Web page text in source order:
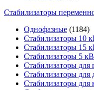
Стабилизаторы
Однофазные (1184)
Стабилизаторы 10
Стабилизаторы 15
Стабилизаторы 5
Стабилизаторы для
Стабилизаторы для
Стабилизаторы для